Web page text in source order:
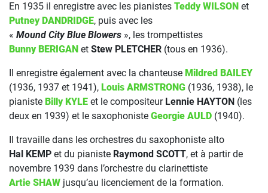
En 1935 il enregistre avec les pianistes Teddy WILSON et
Putney DANDRIDGE, puis avec les
« Mound City Blue Blowers », les trompettistes
Bunny BERIGAN et Stew PLETCHER (tous en 1936).
Il enregistre également avec la chanteuse Mildred BAILEY
(1936, 1937 et 1941), Louis ARMSTRONG (1936, 1938), le
pianiste Billy KYLE et le compositeur Lennie HAYTON (les
deux en 1939) et le saxophoniste Georgie AULD (1940).
Il travaille dans les orchestres du saxophoniste alto
Hal KEMP et du pianiste Raymond SCOTT, et à partir de
novembre 1939 dans l’orchestre du clarinettiste
Artie SHAW jusqu’au licenciement de la formation.